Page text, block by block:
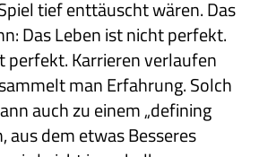
tief enttäuscht wären. Das
Das Leben ist nicht perfekt.
perfekt. Karrieren verlaufen
man Erfahrung. Solch
auch zu einem „defining
aus dem etwas Besseres